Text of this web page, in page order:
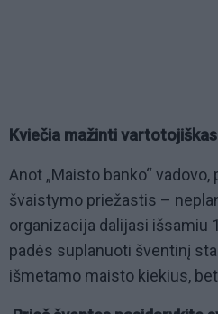
Kviečia mažinti
Anot „Maisto banko“
švaistymo priežastis –
organizacija dalijasi išsamiu
padės suplanuoti šventinį
išmetamo maisto kiekius,